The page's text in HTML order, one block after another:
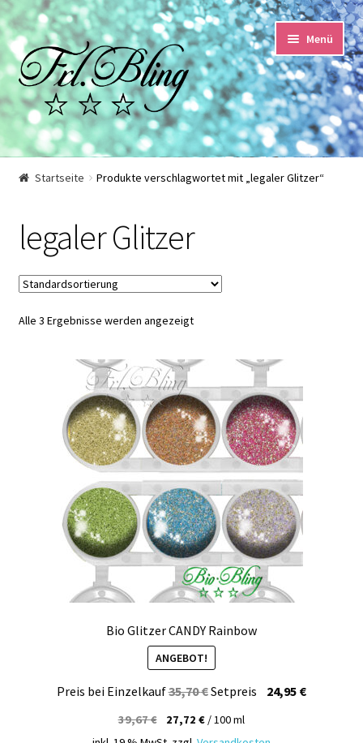
Zur
Navigation
springen
Springe
zum
Inhalt
Menü
Start
Datenschutzerklärung
Echtheit von Bewertungen
Impressum
Mein Konto
Produktinfos
Versandbedingungen
Vertrag widerrufen
Warenkorb
Widerrufsbelehrung / Muster-Widerrufsformular
Zahlungsbedingungen
Startseite Produkte verschlagwortet mit „legaler Glitzer“
legaler Glitzer
Alle 3 Ergebnisse werden angezeigt
Bio Glitzer CANDY Rainbow
ANGEBOT!
Preis bei Einzelkauf35,70€Ursprünglicher
Setpreis 24,95 €Aktueller
39,67€ 27,72€ /100ml